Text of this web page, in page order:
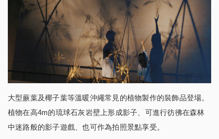
大型蕨葉及椰子葉等溫暖沖繩常見的植物製作的裝飾品登場。
植物在高4m的琉球石灰岩壁上形成影子、可進行彷彿在森林
中迷路般的影子遊戲、也可作為拍照景點享受。